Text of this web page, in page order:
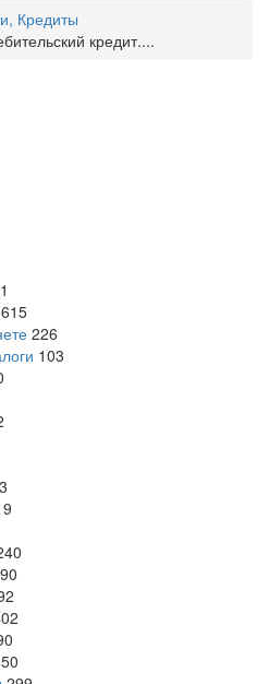
Кредиты
кредит....
615
226
103